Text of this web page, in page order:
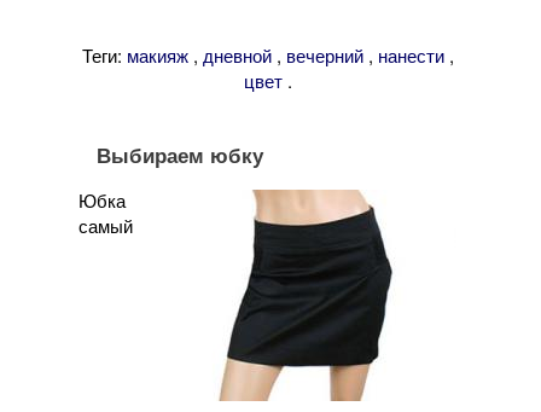
Теги: макияж, дневной, вечерний, нанести,
цвет.
Выбираем юбку
Юбка
самый